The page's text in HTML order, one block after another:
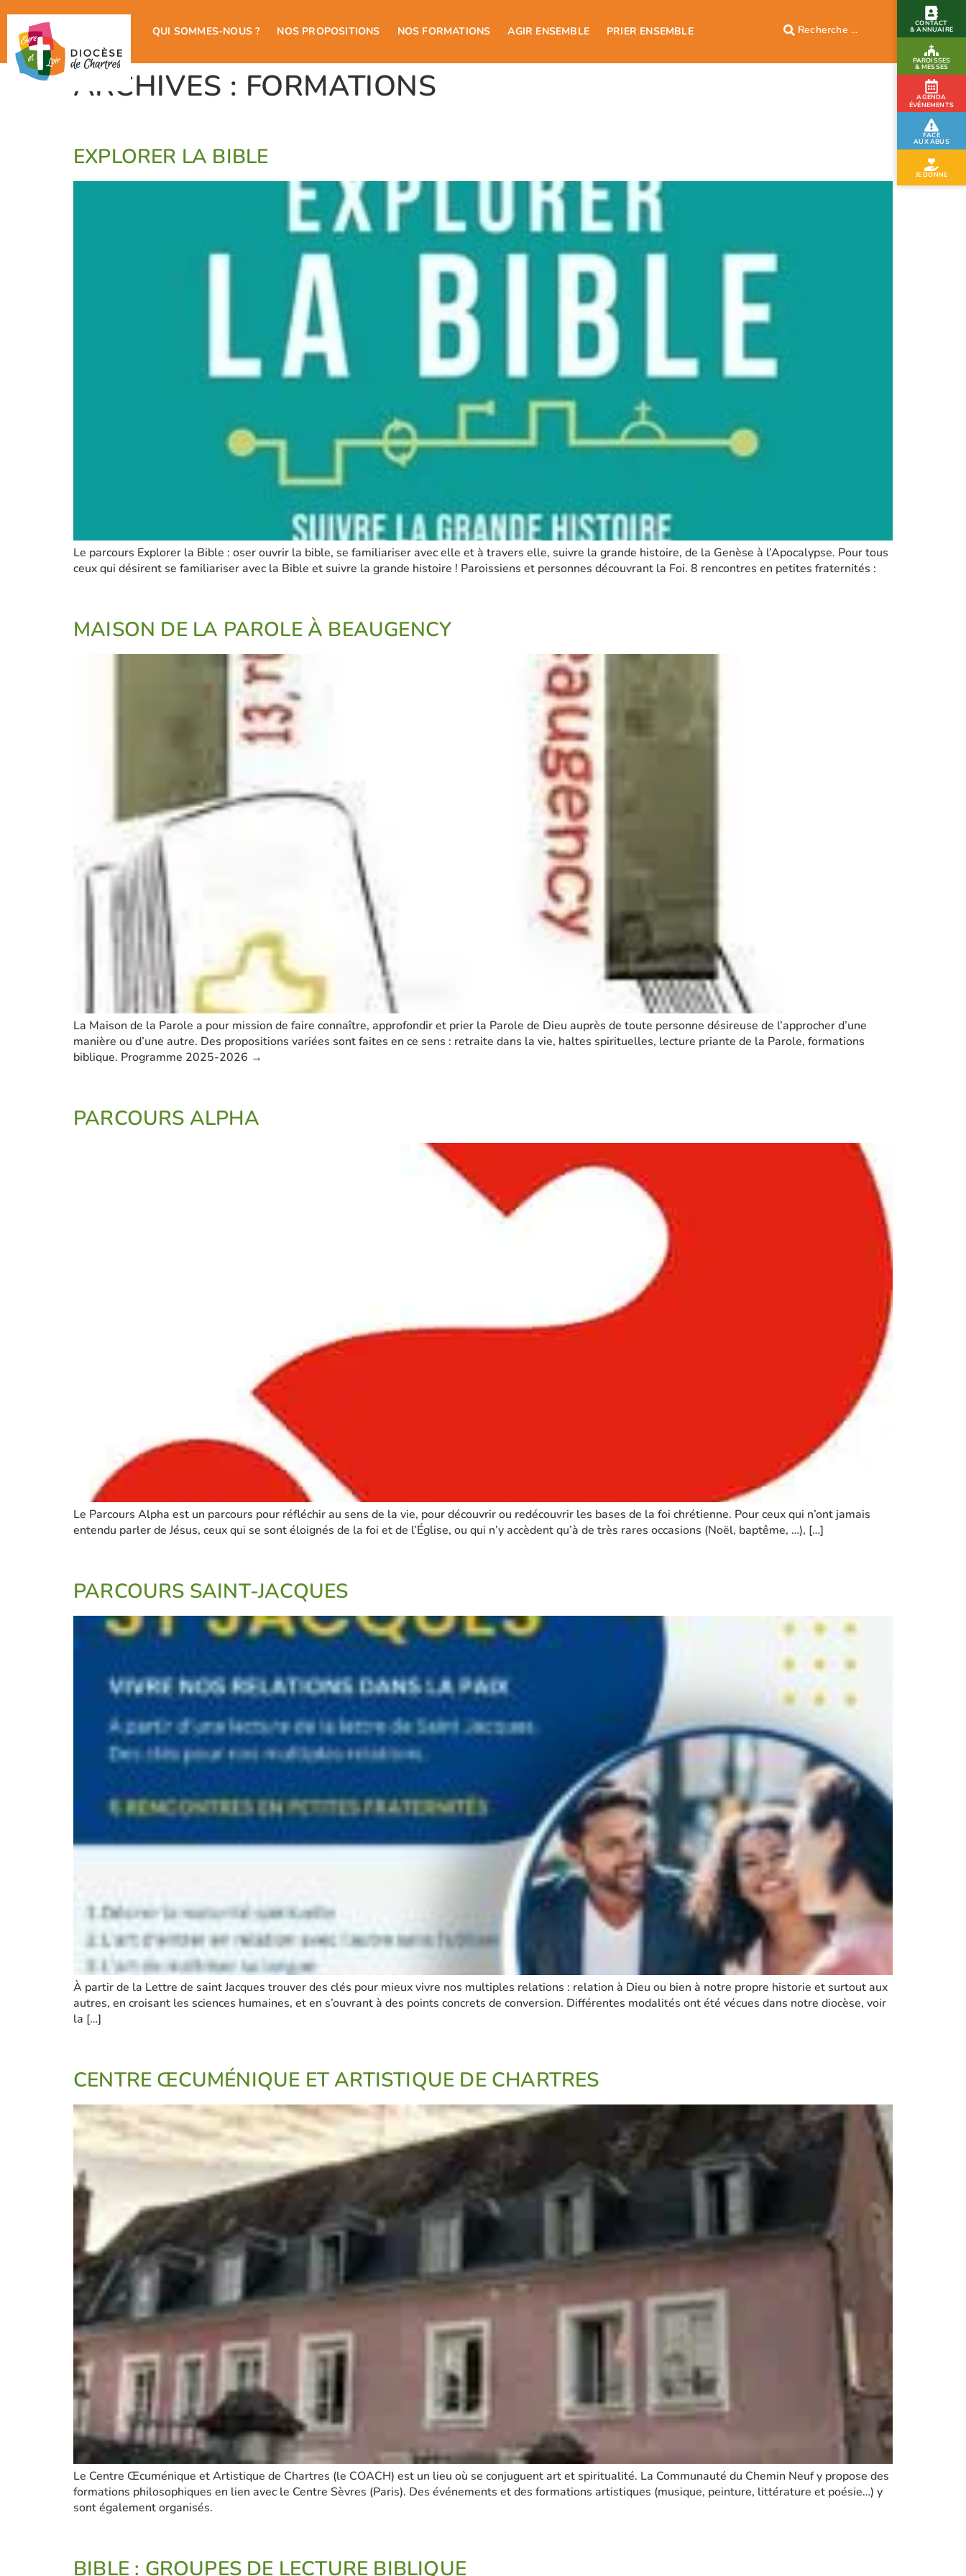
CONTACT
& ANNUAIRE
PAROISSES
& MESSES
AGENDA
ÉVÉNEMENTS
FACE
AUX ABUS
JE DONNE
QUI SOMMES-NOUS ? NOS PROPOSITIONS NOS FORMATIONS AGIR ENSEMBLE PRIER ENSEMBLE
ARCHIVES : FORMATIONS
EXPLORER LA BIBLE
Le parcours Explorer la Bible : oser ouvrir la bible, se familiariser avec elle et à travers elle, suivre la grande histoire, de la Genèse à l’Apocalypse. Pour tous
ceux qui désirent se familiariser avec la Bible et suivre la grande histoire ! Paroissiens et personnes découvrant la Foi. 8 rencontres en petites fraternités :
MAISON DE LA PAROLE À BEAUGENCY
La Maison de la Parole a pour mission de faire connaître, approfondir et prier la Parole de Dieu auprès de toute personne désireuse de l’approcher d’une
manière ou d’une autre. Des propositions variées sont faites en ce sens : retraite dans la vie, haltes spirituelles, lecture priante de la Parole, formations
biblique. Programme 2025-2026 →
PARCOURS ALPHA
Le Parcours Alpha est un parcours pour réfléchir au sens de la vie, pour découvrir ou redécouvrir les bases de la foi chrétienne. Pour ceux qui n’ont jamais
entendu parler de Jésus, ceux qui se sont éloignés de la foi et de l’Église, ou qui n’y accèdent qu’à de très rares occasions (Noël, baptême, …), […]
PARCOURS SAINT-JACQUES
À partir de la Lettre de saint Jacques trouver des clés pour mieux vivre nos multiples relations : relation à Dieu ou bien à notre propre historie et surtout aux
autres, en croisant les sciences humaines, et en s’ouvrant à des points concrets de conversion. Différentes modalités ont été vécues dans notre diocèse, voir
la […]
CENTRE ŒCUMÉNIQUE ET ARTISTIQUE DE CHARTRES
Le Centre Œcuménique et Artistique de Chartres (le COACH) est un lieu où se conjuguent art et spiritualité. La Communauté du Chemin Neuf y propose des
formations philosophiques en lien avec le Centre Sèvres (Paris). Des événements et des formations artistiques (musique, peinture, littérature et poésie…) y
sont également organisés.
BIBLE : GROUPES DE LECTURE BIBLIQUE